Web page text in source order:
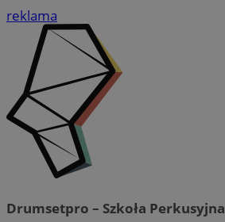
reklama
Drumsetpro – Szkoła Perkusyjna